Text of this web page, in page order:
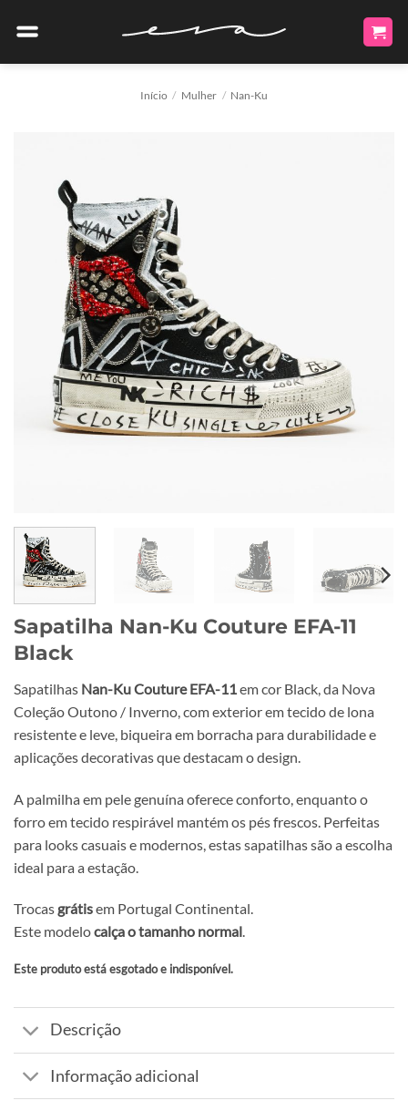
Início / Mulher / Nan-Ku
Sapatilha Nan-Ku Couture EFA-11
Black
Sapatilhas Nan-Ku Couture EFA-11em cor Black, da Nova
Coleção Outono / Inverno, com exterior em tecido de lona
resistente e leve, biqueira em borracha para durabilidade e
aplicações decorativas que destacam o design.
A palmilha em pele genuína oferece conforto, enquanto o
forro em tecido respirável mantém os pés frescos. Perfeitas
para looks casuais e modernos, estas sapatilhas são a escolha
ideal para a estação.
Trocas grátisem Portugal Continental.
Este modelocalça o tamanho normal.
Este produto está esgotado e indisponível.
Alternative:
Descrição
Informação adicional